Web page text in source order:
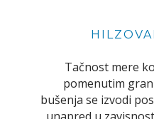
Tačnost mere
pomenutim
bušenja se izvodi